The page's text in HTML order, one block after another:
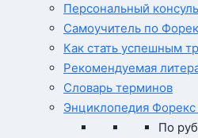
Персональный
Самоучитель по
Как стать успешным
Рекомендуемая
Словарь терминов
Энциклопедия Форекс
По